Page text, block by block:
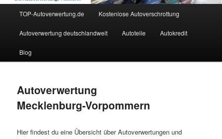
TOP-Autoverwertung.de Kostenlose Autoverschrottung
Autoverwertung deutschlandweit Autoteile Autokredit
Blog
Autoverwertung
Mecklenburg-Vorpommern
Hier findest du eine Übersicht über Autoverwertungen und